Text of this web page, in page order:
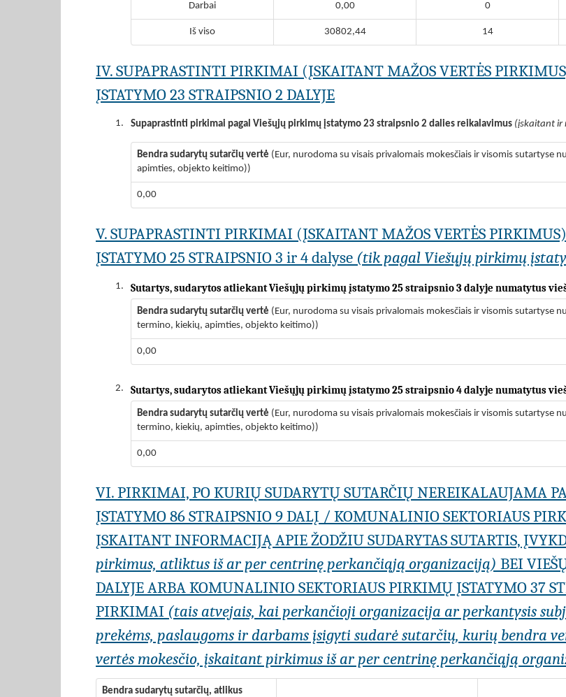
Darbai 0,00 0
Iš viso 30802,44 14
IV. SUPAPRASTINTI PIRKIMAI (ĮSKAITANT MAŽOS VERTĖS
ĮSTATYMO 23 STRAIPSNIO 2 DALYJE
1. Supaprastinti pirkimai pagal Viešųjų pirkimų įstatymo 23 straipsnio 2 dalies reikalavimus (įskaitant ir
Bendra sudarytų sutarčių vertė (Eur, nurodoma su visais privalomais mokesčiais ir visomis
apimties, objekto keitimo))
0,00
V. SUPAPRASTINTI PIRKIMAI (ĮSKAITANT MAŽOS VERTĖS
ĮSTATYMO 25 STRAIPSNIO 3 ir 4 dalyse (tik pagal Viešųjų pirkimų
1. Sutartys, sudarytos atliekant Viešųjų pirkimų įstatymo 25 straipsnio 3 dalyje numatytus
Bendra sudarytų sutarčių vertė (Eur, nurodoma su visais privalomais mokesčiais ir visomis sutartyse
termino, kiekių, apimties, objekto keitimo))
0,00
2. Sutartys, sudarytos atliekant Viešųjų pirkimų įstatymo 25 straipsnio 4 dalyje numatytus
Bendra sudarytų sutarčių vertė (Eur, nurodoma su visais privalomais mokesčiais ir visomis sutartyse
termino, kiekių, apimties, objekto keitimo))
0,00
VI. PIRKIMAI, PO KURIŲ SUDARYTŲ SUTARČIŲ NEREIKALAUJAMA
ĮSTATYMO 86 STRAIPSNIO 9 DALĮ / KOMUNALINIO SEKTORIAUS
ĮSKAITANT INFORMACIJĄ APIE ŽODŽIU SUDARYTAS SUTARTIS,
pirkimus, atliktus iš ar per centrinę perkančiąją organizaciją) BEI
DALYJE ARBA KOMUNALINIO SEKTORIAUS PIRKIMŲ ĮSTATYMO 37
PIRKIMAI (tais atvejais, kai perkančioji organizacija ar perkantysis
prekėms, paslaugoms ir darbams įsigyti sudarė sutarčių, kurių bendra
vertės mokesčio, įskaitant pirkimus iš ar per centrinę perkančiąją
Bendra sudarytų sutarčių, atlikus